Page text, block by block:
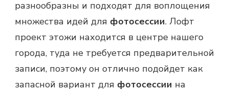
разнообразны и подходят для воплощения
множества идей для фотосессии. Лофт
проект этожи находится в центре нашего
города, туда не требуется предварительной
записи, поэтому он отлично подойдет как
запасной вариант для фотосессии на